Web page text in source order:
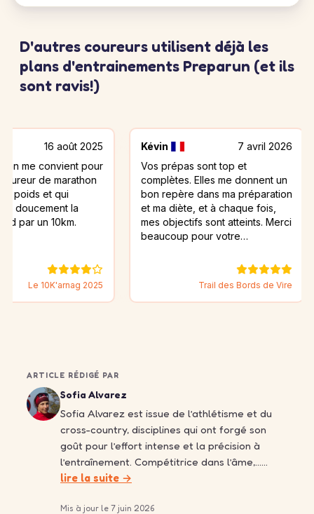
D'autres coureurs utilisent déjà les
plans d'entrainements Preparun (et ils
sont ravis!)
16 août 2025
pour
marathon
qui
la
10km.
2025
Kévin
7 avril 2026
Vos prépas sont top et
complètes. Elles me donnent un
bon repère dans ma préparation
et ma diète, et à chaque fois,
mes objectifs sont atteints. Merci
beaucoup pour votre…
Trail des Bords de Vire
eric
J'ai
ARTICLE RÉDIGÉ PAR
Sofia Alvarez
Sofia Alvarez est issue de l’athlétisme et du
cross-country, disciplines qui ont forgé son
goût pour l’effort intense et la précision à
l’entraînement. Compétitrice dans l’âme,……
lire la suite →
Mis à jour le 7 juin 2026